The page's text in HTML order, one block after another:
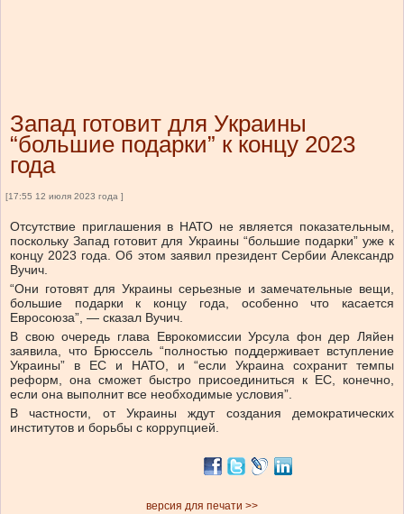
Запад готовит для Украины
“большие подарки” к концу 2023
года
[17:55 12 июля 2023 года ]
Отсутствие приглашения в НАТО не является показательным,
поскольку Запад готовит для Украины “большие подарки” уже к
концу 2023 года. Об этом заявил президент Сербии Александр
Вучич.
“Они готовят для Украины серьезные и замечательные вещи,
большие подарки к концу года, особенно что касается
Евросоюза”, — сказал Вучич.
В свою очередь глава Еврокомиссии Урсула фон дер Ляйен
заявила, что Брюссель “полностью поддерживает вступление
Украины” в ЕС и НАТО, и “если Украина сохранит темпы
реформ, она сможет быстро присоединиться к ЕС, конечно,
если она выполнит все необходимые условия”.
В частности, от Украины ждут создания демократических
институтов и борьбы с коррупцией.
версия для печати >>